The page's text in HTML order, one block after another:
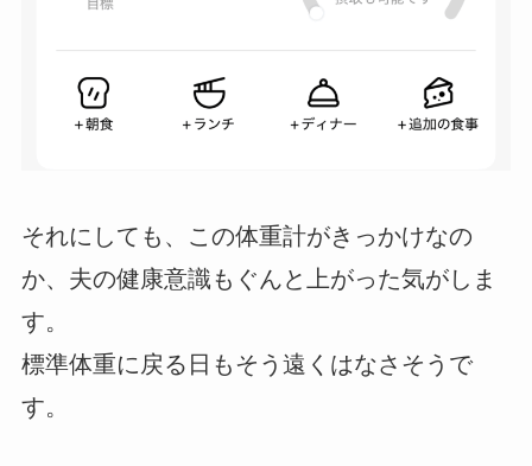
それにしても、この体重計がきっかけなの
か、夫の健康意識もぐんと上がった気がしま
す。
標準体重に戻る日もそう遠くはなさそうで
す。